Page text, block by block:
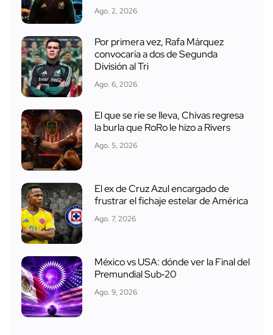
Ago. 2, 2026
Por primera vez, Rafa Márquez
convocaría a dos de Segunda
División al Tri
Ago. 6, 2026
El que se ríe se lleva, Chivas regresa
la burla que RoRo le hizo a Rivers
Ago. 5, 2026
El ex de Cruz Azul encargado de
frustrar el fichaje estelar de América
Ago. 7, 2026
México vs USA: dónde ver la Final del
Premundial Sub‑20
Ago. 9, 2026